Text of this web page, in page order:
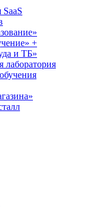
SaaS
+
и ТБ»